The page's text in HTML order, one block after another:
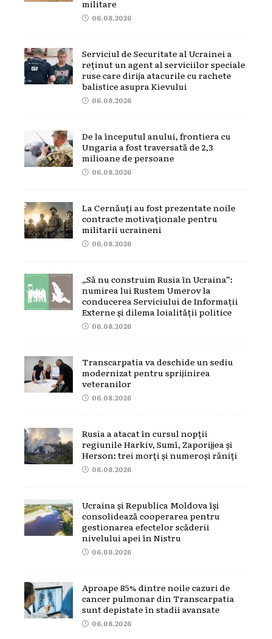
militare
06.08.2026
Serviciul de Securitate al Ucrainei a
reținut un agent al serviciilor speciale
ruse care dirija atacurile cu rachete
balistice asupra Kievului
06.08.2026
De la începutul anului, frontiera cu
Ungaria a fost traversată de 2,3
milioane de persoane
06.08.2026
La Cernăuți au fost prezentate noile
contracte motivaționale pentru
militarii ucraineni
06.08.2026
„Să nu construim Rusia în Ucraina”:
numirea lui Rustem Umerov la
conducerea Serviciului de Informații
Externe și dilema loialității politice
06.08.2026
Transcarpatia va deschide un sediu
modernizat pentru sprijinirea
veteranilor
06.08.2026
Rusia a atacat în cursul nopții
regiunile Harkiv, Sumî, Zaporijjea și
Herson: trei morți și numeroși răniți
06.08.2026
Ucraina și Republica Moldova își
consolidează cooperarea pentru
gestionarea efectelor scăderii
nivelului apei în Nistru
06.08.2026
Aproape 85% dintre noile cazuri de
cancer pulmonar din Transcarpatia
sunt depistate în stadii avansate
06.08.2026